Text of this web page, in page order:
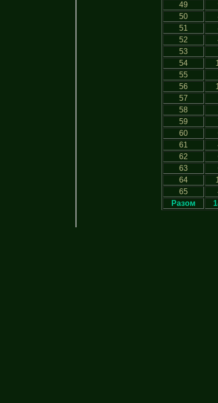
49
50
51
52
53
54
55
56
57
58
59
60
61
62
63
64
65
Разом